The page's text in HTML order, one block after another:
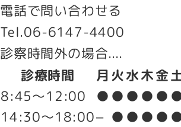
電話で問い合わせる
Tel.06-6147-4400
診察時間外の場合....
診療時間
月火水木金
8:45～12:00
● ● ● ● ●
14:30～18:00– ● ● ● ●